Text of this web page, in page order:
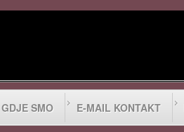
GDJE SMO E-MAIL KONTAKT